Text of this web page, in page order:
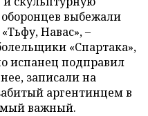
выбежали
Навас», –
«Спартака»,
испанец подправил
записали на
аргентинцем в
важный.